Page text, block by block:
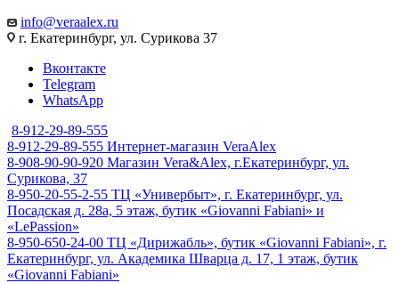
info@veraalex.ru
г. Екатеринбург, ул. Сурикова 37
Вконтакте
Telegram
WhatsApp
8-912-29-89-555
8-912-29-89-555 Интернет-магазин VeraAlex
8-908-90-90-920 Магазин Vera&Alex, г.Екатеринбург, ул.
Сурикова, 37
8-950-20-55-2-55 ТЦ «Универбыт», г. Екатеринбург, ул.
Посадская д. 28а, 5 этаж, бутик «Giovanni Fabiani» и
«LePassion»
8-950-650-24-00 ТЦ «Дирижабль», бутик «Giovanni Fabiani», г.
Екатеринбург, ул. Академика Шварца д. 17, 1 этаж, бутик
«Giovanni Fabiani»